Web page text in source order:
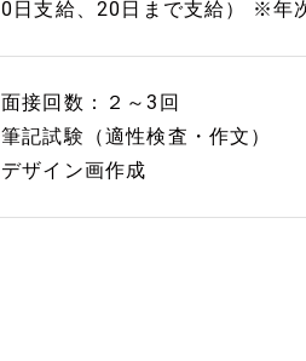
0日支給、20日まで支給） ※年
面接回数：２～3回
筆記試験（適性検査・作文）
デザイン画作成